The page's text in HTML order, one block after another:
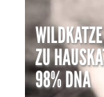
WILDKATZE
ZU
98% DNA